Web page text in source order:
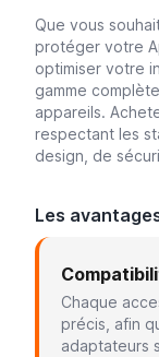
Que vous
protéger votre
optimiser votre
gamme
appareils.
respectant les
design, de
Les
Chaque
précis, afin
adaptateurs